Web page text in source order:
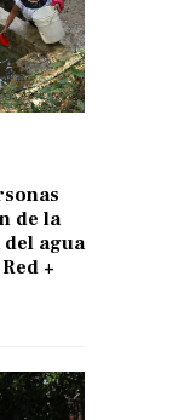
de la
agua
+